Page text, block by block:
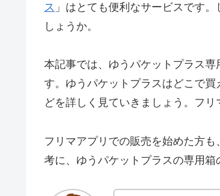
ス 」はとても便利なサービスです
しょうか。
本記事では、ゆうパケットプラス
す。ゆうパケットプラスはどこで
どを詳しく見ていきましょう。フ
フリマアプリでの販売を始めた方
考に、ゆうパケットプラスの専用箱